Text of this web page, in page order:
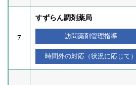
7
すずらん調剤薬局
訪問薬剤管理指導
時間外の対応（状況に応じて）